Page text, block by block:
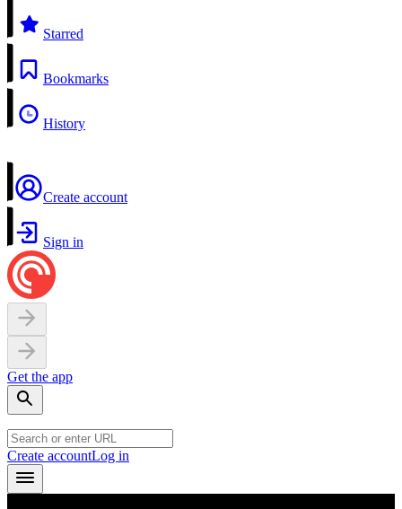
Starred
Bookmarks
History
Create account
Sign in
Get the app
Create accountLog in